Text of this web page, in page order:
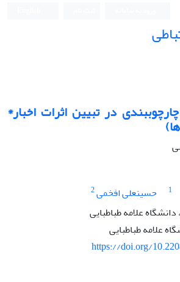
در تبیین اثرات اخبار*
1 حسینعلی افخمی2
علامه طباطبایی
علامه طباطبایی
https://doi.org/